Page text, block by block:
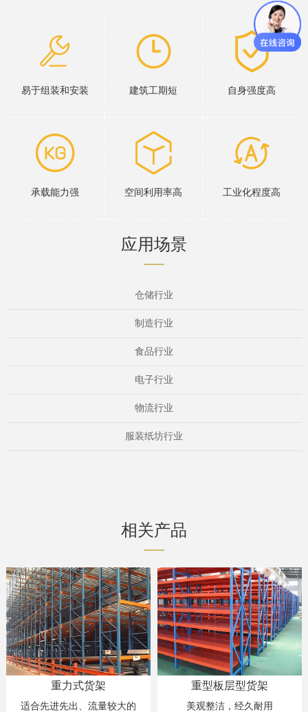
易于组装和安装 建筑工期短 自身强度高
承载能力强 空间利用率高 工业化程度高
应用场景
仓储行业
制造行业
食品行业
电子行业
物流行业
服装纸坊行业
相关产品
大的
重型板层型货架
美观整洁，经久耐用
悬臂式货架
存放长物料环型物料